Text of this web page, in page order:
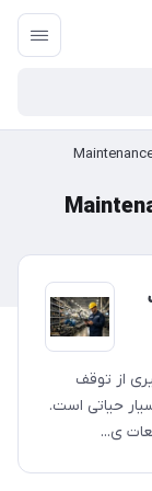
از توقف
حیاتی است.
ی...